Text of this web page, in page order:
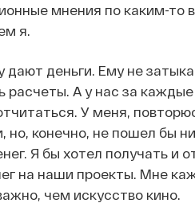
мнения по каким-то
я.
дают деньги. Ему не
расчеты. А у нас за
У меня,
но, конечно, не пошел бы
Я бы хотел получать и
на наши проекты. Мне
чем искусство кино.